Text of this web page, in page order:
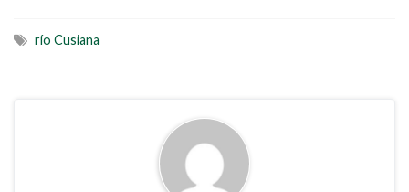
río Cusiana